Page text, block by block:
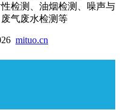
检测、油烟检测、噪声与
气废水检测等
mituo.cn